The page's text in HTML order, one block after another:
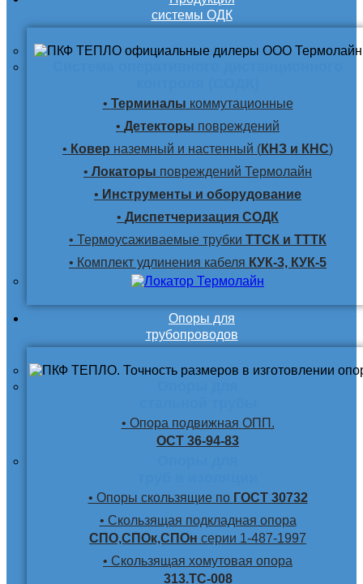
системы ОДК
• Терминалы коммутационные
• Детекторы повреждений
• Ковер наземный и настенный (КНЗ и КНС)
• Локаторы повреждений Термолайн
• Инструменты и оборудование
• Диспетчеризация СОДК
• Термоусаживаемые трубки ТТСК и ТТТК
• Комплект удлинения кабеля КУК-3, КУК-5
Опоры для
трубопроводов
• Опора подвижная ОПП.
ОСТ 36-94-83
• Опоры скользящие по ГОСТ 30732
• Скользящая подкладная опора
СПО,СПОк,СПОн серии 1-487-1997
• Скользящая хомутовая опора
313.ТС-008